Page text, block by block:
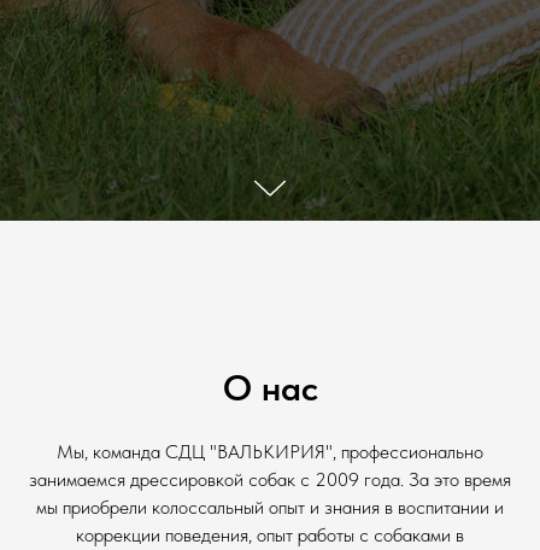
О нас
Мы, команда СДЦ "ВАЛЬКИРИЯ", профессионально
занимаемся дрессировкой собак с 2009 года. За это время
мы приобрели колоссальный опыт и знания в воспитании и
коррекции поведения, опыт работы с собаками в